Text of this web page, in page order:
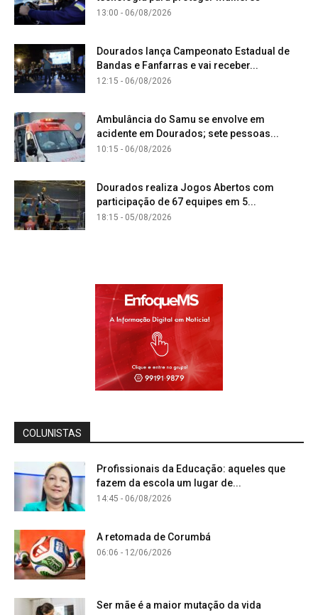
13:00 - 06/08/2026
Dourados lança Campeonato Estadual de
Bandas e Fanfarras e vai receber...
12:15 - 06/08/2026
Ambulância do Samu se envolve em
acidente em Dourados; sete pessoas...
10:15 - 06/08/2026
Dourados realiza Jogos Abertos com
participação de 67 equipes em 5...
18:15 - 05/08/2026
COLUNISTAS
Profissionais da Educação: aqueles que
fazem da escola um lugar de...
14:45 - 06/08/2026
A retomada de Corumbá
06:06 - 12/06/2026
Ser mãe é a maior mutação da vida